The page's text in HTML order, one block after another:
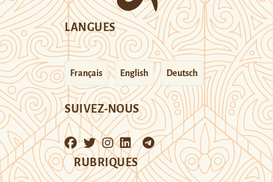
LANGUES
Français English Deutsch
SUIVEZ-NOUS
RUBRIQUES